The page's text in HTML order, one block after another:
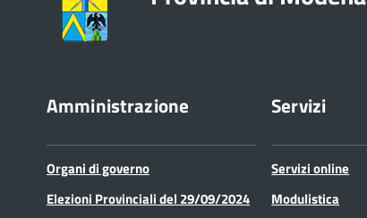
Amministrazione
Organi di governo
Elezioni Provinciali del 29/09/2024
Servizi
Servizi online
Modulistica